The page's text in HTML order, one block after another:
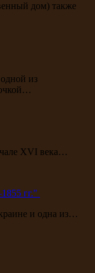
дом) также
из
XVI века…
гг."
и одна из…